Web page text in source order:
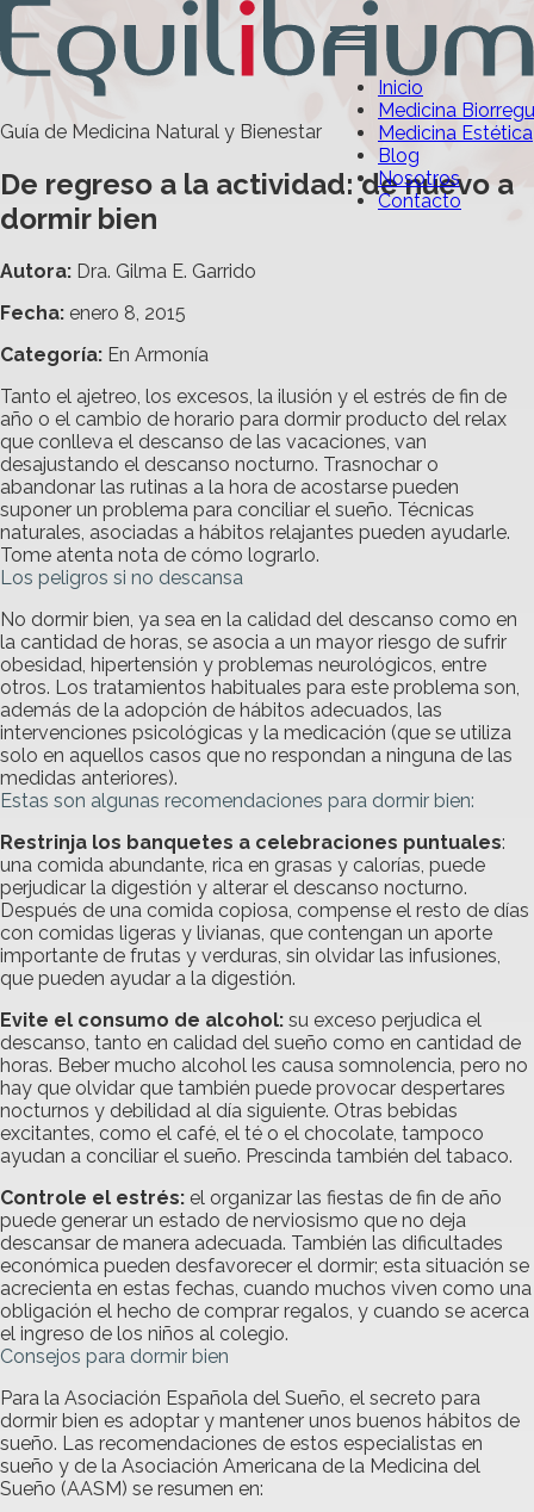
Inicio
Medicina
Medicina Estética
Blog
Nosotros
Contacto
Guía de Medicina Natural y Bienestar
De regreso a la actividad: de nuevo a
dormir bien
Autora: Dra. Gilma E. Garrido
Fecha: enero 8, 2015
Categoría: En Armonía
Tanto el ajetreo, los excesos, la ilusión y el estrés de fin de
año o el cambio de horario para dormir producto del relax
que conlleva el descanso de las vacaciones, van
desajustando el descanso nocturno. Trasnochar o
abandonar las rutinas a la hora de acostarse pueden
suponer un problema para conciliar el sueño. Técnicas
naturales, asociadas a hábitos relajantes pueden ayudarle.
Tome atenta nota de cómo lograrlo.
Los peligros si no descansa
No dormir bien, ya sea en la calidad del descanso como en
la cantidad de horas, se asocia a un mayor riesgo de sufrir
obesidad, hipertensión y problemas neurológicos, entre
otros. Los tratamientos habituales para este problema son,
además de la adopción de hábitos adecuados, las
intervenciones psicológicas y la medicación (que se utiliza
solo en aquellos casos que no respondan a ninguna de las
medidas anteriores).
Estas son algunas recomendaciones para dormir bien:
Restrinja los banquetes a celebraciones puntuales:
una comida abundante, rica en grasas y calorías, puede
perjudicar la digestión y alterar el descanso nocturno.
Después de una comida copiosa, compense el resto de días
con comidas ligeras y livianas, que contengan un aporte
importante de frutas y verduras, sin olvidar las infusiones,
que pueden ayudar a la digestión.
Evite el consumo de alcohol: su exceso perjudica el
descanso, tanto en calidad del sueño como en cantidad de
horas. Beber mucho alcohol les causa somnolencia, pero no
hay que olvidar que también puede provocar despertares
nocturnos y debilidad al día siguiente. Otras bebidas
excitantes, como el café, el té o el chocolate, tampoco
ayudan a conciliar el sueño. Prescinda también del tabaco.
Controle el estrés: el organizar las fiestas de fin de año
puede generar un estado de nerviosismo que no deja
descansar de manera adecuada. También las dificultades
económica pueden desfavorecer el dormir; esta situación se
acrecienta en estas fechas, cuando muchos viven como una
obligación el hecho de comprar regalos, y cuando se acerca
el ingreso de los niños al colegio.
Consejos para dormir bien
Para la Asociación Española del Sueño, el secreto para
dormir bien es adoptar y mantener unos buenos hábitos de
sueño. Las recomendaciones de estos especialistas en
sueño y de la Asociación Americana de la Medicina del
Sueño (AASM) se resumen en: